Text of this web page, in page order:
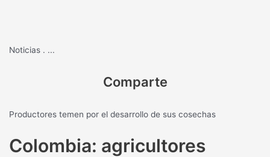
Noticias . ...
Comparte
Productores temen por el desarrollo de sus cosechas
Colombia: agricultores